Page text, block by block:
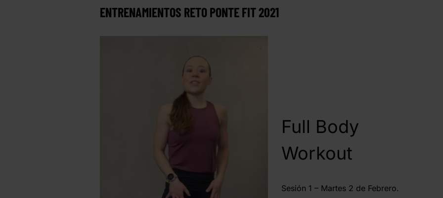
ENTRENAMIENTOS RETO PONTE FIT 2021
Full Body
Workout
Sesión 1 – Martes 2 de Febrero.